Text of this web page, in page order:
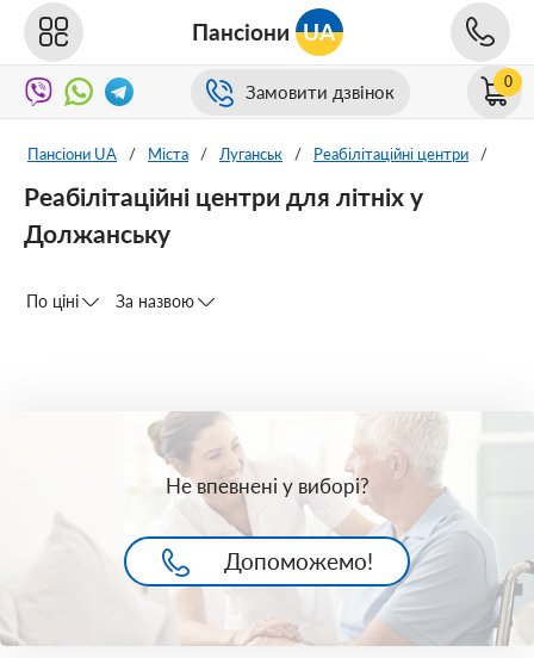
Пансіони UA
Замовити дзвінок 0
Пансіони UA / Міста / Луганськ / Реабілітаційні центри /
Реабілітаційні центри для літніх у
Должанську
По ціні За назвою
Не впевнені у виборі?
Допоможемо!